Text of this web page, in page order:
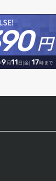
9月11日(金) 17時まで